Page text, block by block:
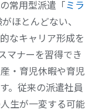
常用型派遣「ミラ
ほとんどない、
なキャリア形成を
マナーを習得でき
・育児休暇や育児
。従来の派遣社員
生が一変する可能